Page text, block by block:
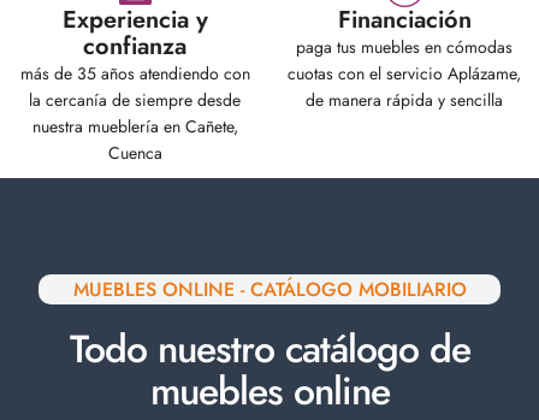
Experiencia y
confianza
más de 35 años atendiendo con
la cercanía de siempre desde
nuestra mueblería en Cañete,
Cuenca
Financiación
paga tus muebles en cómodas
cuotas con el servicio Aplázame,
de manera rápida y sencilla
MUEBLES ONLINE - CATÁLOGO MOBILIARIO
Todo nuestro catálogo de
muebles online